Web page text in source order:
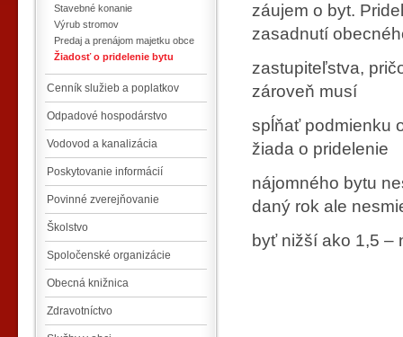
Stavebné konanie
Výrub stromov
Predaj a prenájom majetku obce
Žiadosť o pridelenie bytu
Cenník služieb a poplatkov
Odpadové hospodárstvo
Vodovod a kanalizácia
Poskytovanie informácií
Povinné zverejňovanie
Školstvo
Spoločenské organizácie
Obecná knižnica
Zdravotníctvo
záujem o byt.
zasadnutí
zastupiteľstva,
zároveň musí
spĺňať podmienku
žiada o pridelenie
nájomného bytu
daný rok ale
byť nižší ako 1,5 –